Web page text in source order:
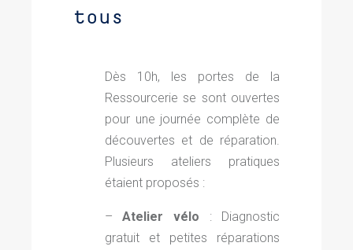
tous
Dès 10h, les portes de la
Ressourcerie se sont ouvertes
pour une journée complète de
découvertes et de réparation.
Plusieurs ateliers pratiques
étaient proposés :
–Atelier vélo : Diagnostic
gratuit et petites réparations